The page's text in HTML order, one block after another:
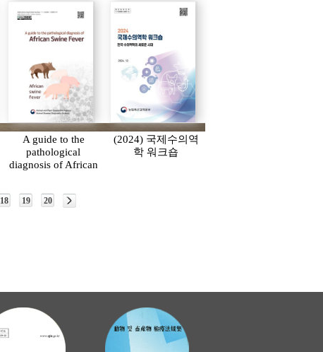
A guide to the
pathological
diagnosis of African
(2024) 국제수의역
학 워크숍
18 19 20